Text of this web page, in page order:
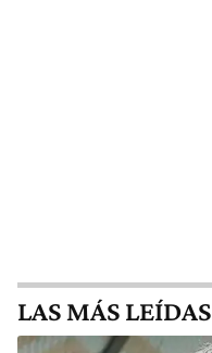
LAS MÁS LEÍDAS